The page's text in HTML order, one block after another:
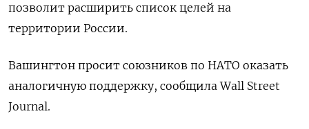
позволит расширить список целей на
территории России.
Вашингтон просит союзников по НАТО оказать
аналогичную поддержку, сообщила Wall Street
Journal.